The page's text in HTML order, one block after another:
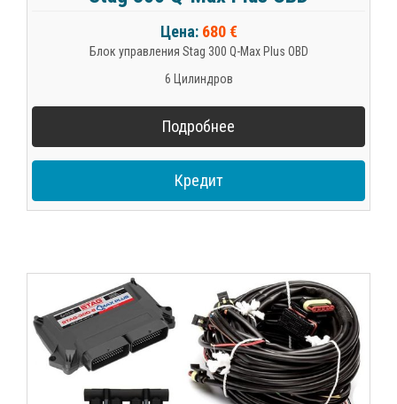
Цена: 680 €
Блок управления Stag 300 Q-Max Plus OBD
6 Цилиндров
Подробнее
Кредит